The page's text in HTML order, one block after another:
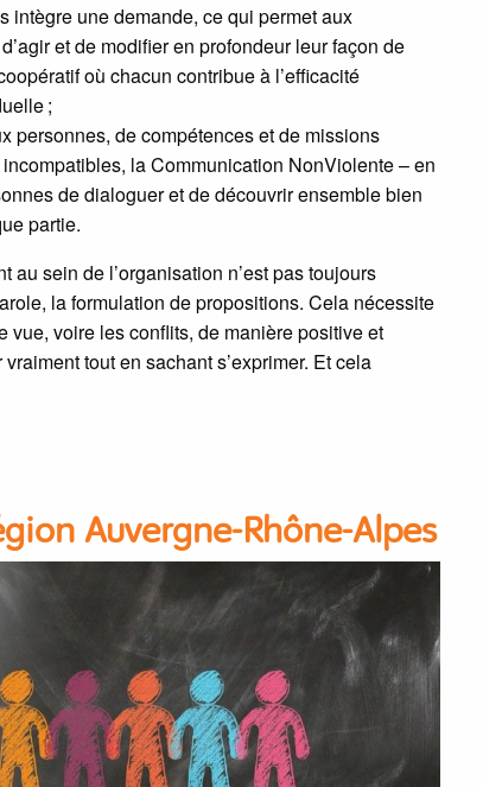
intègre une demande, ce qui permet aux
et de modifier en profondeur leur façon de
où chacun contribue à l’efficacité
;
personnes, de compétences et de missions
la Communication NonViolente – en
de dialoguer et de découvrir ensemble bien
partie.
sein de l’organisation n’est pas toujours
la formulation de propositions. Cela nécessite
voire les conflits, de manière positive et
tout en sachant s’exprimer. Et cela
Auvergne-Rhône-Alpes